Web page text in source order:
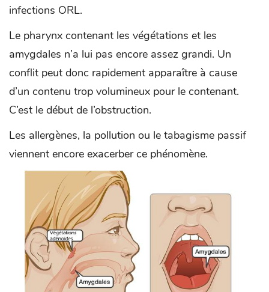
infections ORL.
Le pharynx contenant les végétations et les
amygdales n’a lui pas encore assez grandi. Un
conflit peut donc rapidement apparaître à cause
d’un contenu trop volumineux pour le contenant.
C’est le début de l’obstruction.
Les allergènes, la pollution ou le tabagisme passif
viennent encore exacerber ce phénomène.